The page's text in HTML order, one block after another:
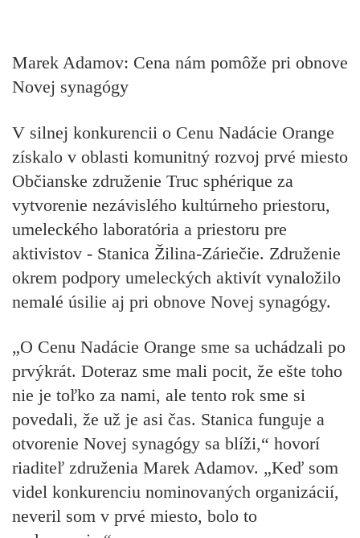
Marek Adamov: Cena nám pomôže pri obnove
Novej synagógy
V silnej konkurencii o Cenu Nadácie Orange
získalo v oblasti komunitný rozvoj prvé miesto
Občianske združenie Truc sphérique za
vytvorenie nezávislého kultúrneho priestoru,
umeleckého laboratória a priestoru pre
aktivistov - Stanica Žilina-Záriečie. Združenie
okrem podpory umeleckých aktivít vynaložilo
nemalé úsilie aj pri obnove Novej synagógy.
„O Cenu Nadácie Orange sme sa uchádzali po
prvýkrát. Doteraz sme mali pocit, že ešte toho
nie je toľko za nami, ale tento rok sme si
povedali, že už je asi čas. Stanica funguje a
otvorenie Novej synagógy sa blíži,“ hovorí
riaditeľ združenia Marek Adamov. „Keď som
videl konkurenciu nominovaných organizácií,
neveril som v prvé miesto, bolo to